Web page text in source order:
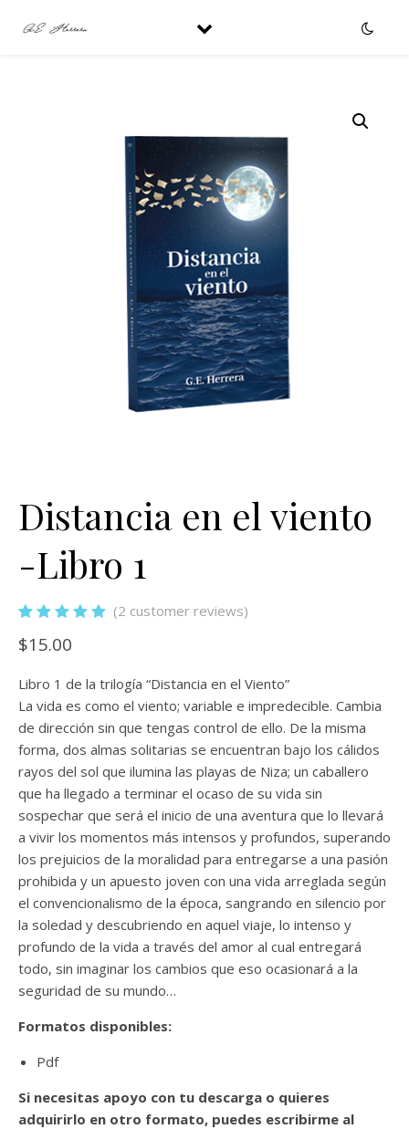
Distancia en el viento
-Libro 1
of 5 based on
(2 customer reviews)
$15.00
Libro 1 de la trilogía “Distancia en el Viento”
La vida es como el viento; variable e impredecible. Cambia
de dirección sin que tengas control de ello. De la misma
forma, dos almas solitarias se encuentran bajo los cálidos
rayos del sol que ilumina las playas de Niza; un caballero
que ha llegado a terminar el ocaso de su vida sin
sospechar que será el inicio de una aventura que lo llevará
a vivir los momentos más intensos y profundos, superando
los prejuicios de la moralidad para entregarse a una pasión
prohibida y un apuesto joven con una vida arreglada según
el convencionalismo de la época, sangrando en silencio por
la soledad y descubriendo en aquel viaje, lo intenso y
profundo de la vida a través del amor al cual entregará
todo, sin imaginar los cambios que eso ocasionará a la
seguridad de su mundo…
Formatos disponibles:
Pdf
Si necesitas apoyo con tu descarga o quieres
adquirirlo en otro formato, puedes escribirme al